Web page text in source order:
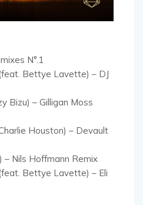
N°.1
Bettye Lavette) – DJ
Bizu) – Gilligan Moss
Houston) – Devault
– Nils Hoffmann Remix
Bettye Lavette) – Eli